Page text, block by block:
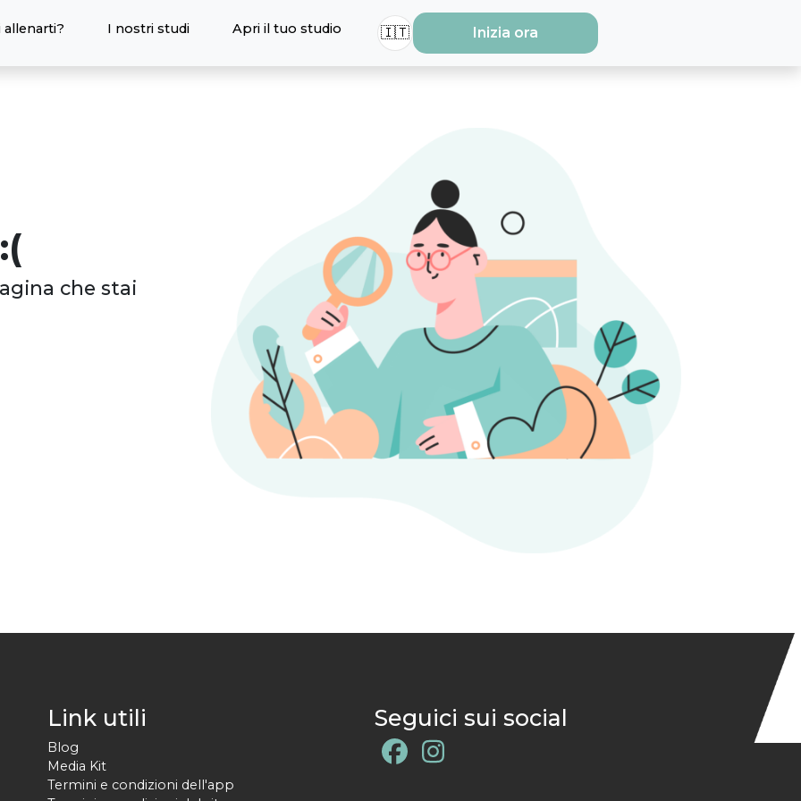
allenarti? I nostri studi Apri il tuo studio 🇮🇹 Inizia ora
che stai
Link utili
Blog
Media Kit
Termini e condizioni dell'app
Seguici sui social